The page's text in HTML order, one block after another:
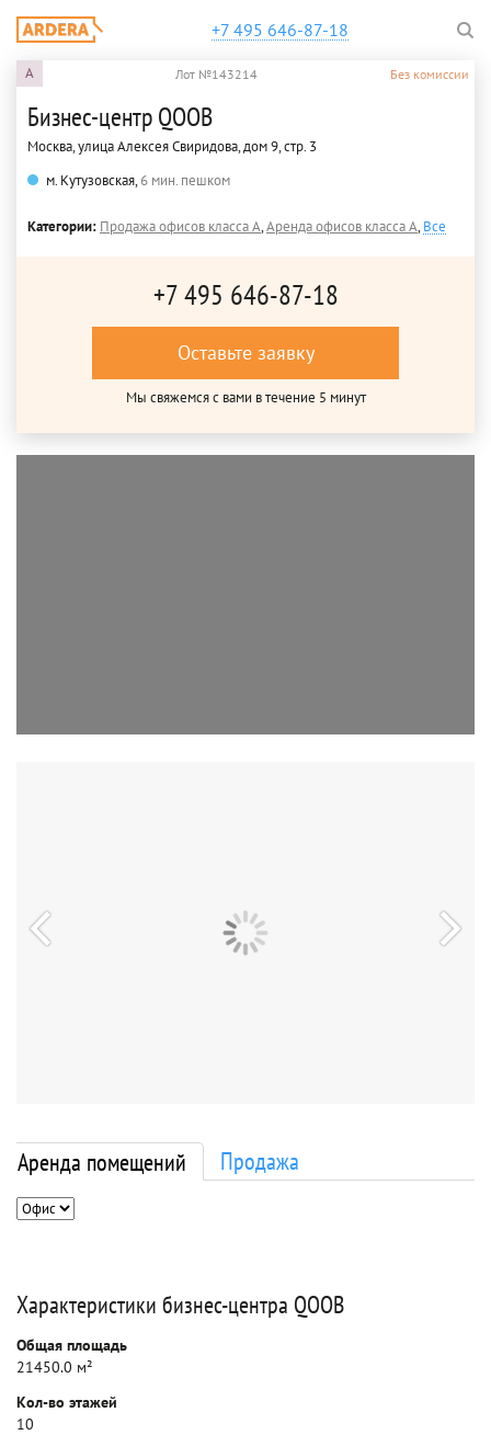
+7 495 646-87-18
A Лот №143214 Без комиссии
Бизнес-центр QOOB
Москва, улица Алексея Свиридова, дом 9, стр. 3
м. Кутузовская,6 мин. пешком
Категории: Продажа офисов класса A,Аренда офисов класса A,Все
+7 495 646-87-18
Оставьте заявку
Мы свяжемся с вами в течение 5 минут
Аренда помещений Продажа
Характеристики бизнес-центра QOOB
Общая площадь
21450.0 м²
Кол-во этажей
10